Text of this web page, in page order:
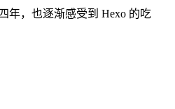
年，也逐渐感受到 Hexo 的吃